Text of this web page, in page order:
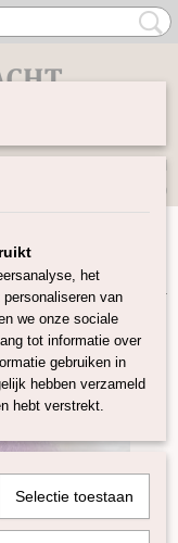
(0)
gekleurd
het
van
we onze sociale
tot informatie over
gebruiken in
hebben verzameld
hebt verstrekt.
Selectie toestaan